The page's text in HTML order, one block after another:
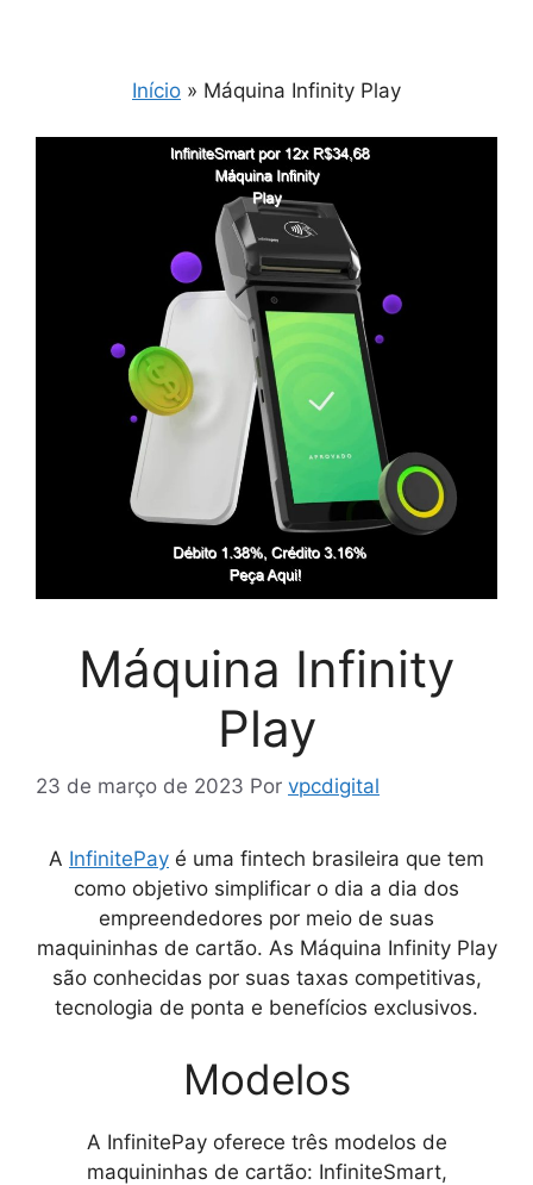
Início » Máquina Infinity Play
Máquina Infinity
Play
23 de março de 2023 Por vpcdigital
A InfinitePay é uma fintech brasileira que tem
como objetivo simplificar o dia a dia dos
empreendedores por meio de suas
maquininhas de cartão. As Máquina Infinity Play
são conhecidas por suas taxas competitivas,
tecnologia de ponta e benefícios exclusivos.
Modelos
A InfinitePay oferece três modelos de
maquininhas de cartão: InfiniteSmart,